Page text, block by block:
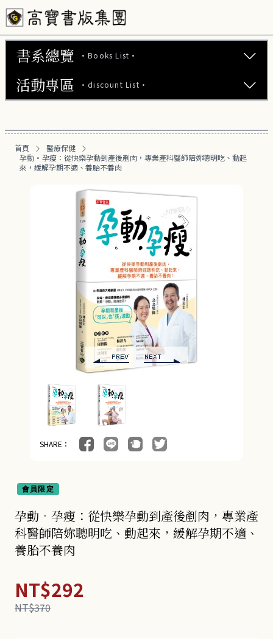
書系總覽 ·Books List·
文學小說 (737)
商業財經 (100)
醫療保健 (54)
健康養生 (28)
運動/瘦身 (16)
懷孕/育兒 (5)
女性保健 (8)
疾病百科 (5)
親子教養 (13)
人文史哲 (73)
活動專區 ·discount List·
【2本7折】高寶小說系列全圖鑑書展
【66折】高寶小說系列全圖鑑書展
首頁
醫療保健
孕動•孕瘦：從快樂孕動到產後剷肉，專業產科醫師陪妳聰明吃、動起
來，緩解孕期不適、養胎不養肉
SHARE：
會員限定
孕動•孕瘦：從快樂孕動到產後剷肉，專業產
科醫師陪妳聰明吃、動起來，緩解孕期不適、
養胎不養肉
NT$292
NT$370